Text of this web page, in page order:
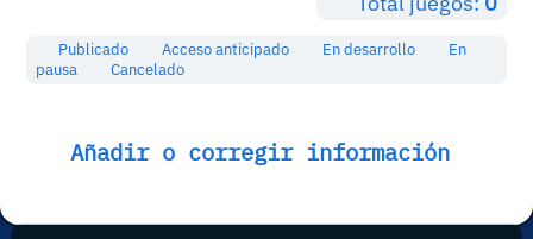
Publicado Acceso anticipado En desarrollo
En
pausa
Cancelado
Añadir o corregir información